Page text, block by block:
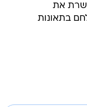
את
בתאונות